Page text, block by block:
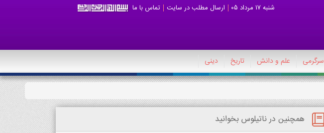
شنبه 17 مرداد 05 ارسال مطلب در سایت تماس با ما
سرگرمی علم و دانش تاریخ دینی
همچنین در ناتیلوس بخوانید